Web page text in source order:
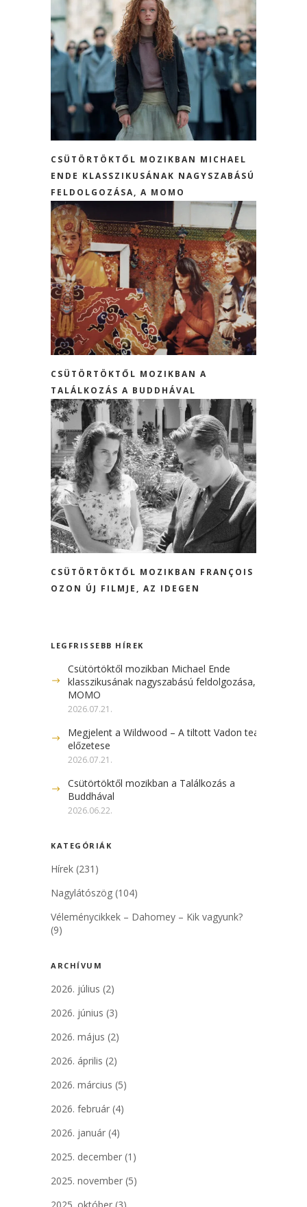
CSÜTÖRTÖKTŐL MOZIKBAN MICHAEL
ENDE KLASSZIKUSÁNAK NAGYSZABÁSÚ
FELDOLGOZÁSA, A MOMO
CSÜTÖRTÖKTŐL MOZIKBAN A
TALÁLKOZÁS A BUDDHÁVAL
CSÜTÖRTÖKTŐL MOZIKBAN FRANÇOIS
OZON ÚJ FILMJE, AZ IDEGEN
LEGFRISSEBB HÍREK
Csütörtöktől mozikban Michael Ende
klasszikusának nagyszabású feldolgozása, a
MOMO
2026.07.21.
Megjelent a Wildwood – A tiltott Vadon teaser
előzetese
2026.07.21.
Csütörtöktől mozikban a Találkozás a
Buddhával
2026.06.22.
KATEGÓRIÁK
Hírek (231)
Nagylátószög (104)
Véleménycikkek – Dahomey – Kik vagyunk?
(9)
ARCHÍVUM
2026. július (2)
2026. június (3)
2026. május (2)
2026. április (2)
2026. március (5)
2026. február (4)
2026. január (4)
2025. december (1)
2025. november (5)